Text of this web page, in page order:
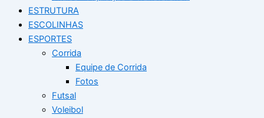
ESTRUTURA
ESCOLINHAS
ESPORTES
Corrida
Equipe de Corrida
Fotos
Futsal
Voleibol